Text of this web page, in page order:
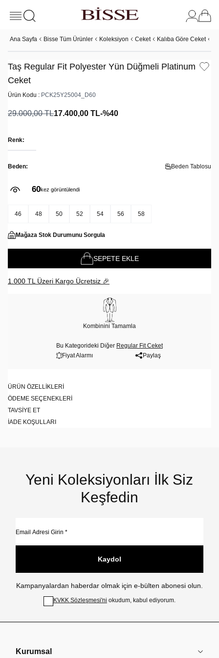
Ana Sayfa Bisse Tüm Ürünler Koleksiyon Ceket Kalıba Göre Ceket
Taş Regular Fit Polyester Yün Düğmeli Platinum
Ceket
Ürün Kodu : PCK25Y25004_D60
29.000,00TL17.400,00 TL-%40
Renk:
Beden: Beden Tablosu
60kez görüntülendi
46 48 50 52 54 56 58
Mağaza Stok Durumunu Sorgula
SEPETE EKLE
1.000 TL Üzeri Kargo Ücretsiz 🎉
Kombinini Tamamla
Bu Kategorideki Diğer Regular Fit Ceket
Fiyat Alarmı
Paylaş
ÜRÜN ÖZELLIKLERI
ÖDEME SEÇENEKLERI
TAVSIYE ET
İADE KOŞULLARI
Yeni Koleksiyonları İlk Siz
Keşfedin
Kaydol
Kampanyalardan haberdar olmak için e-bülten abonesi olun.
KVKK Sözleşmesi'ni okudum, kabul ediyorum.
Kurumsal